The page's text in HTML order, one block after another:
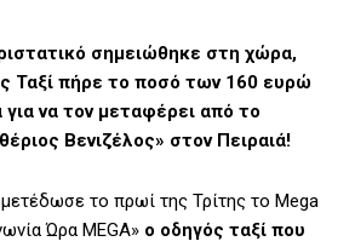
σημειώθηκε στη χώρα,
Ταξί πήρε το ποσό των 160 ευρώ
να τον μεταφέρει από το
Βενιζέλος» στον Πειραιά!
το πρωί της Τρίτης το Mega
Ώρα MEGA» ο οδηγός ταξί που